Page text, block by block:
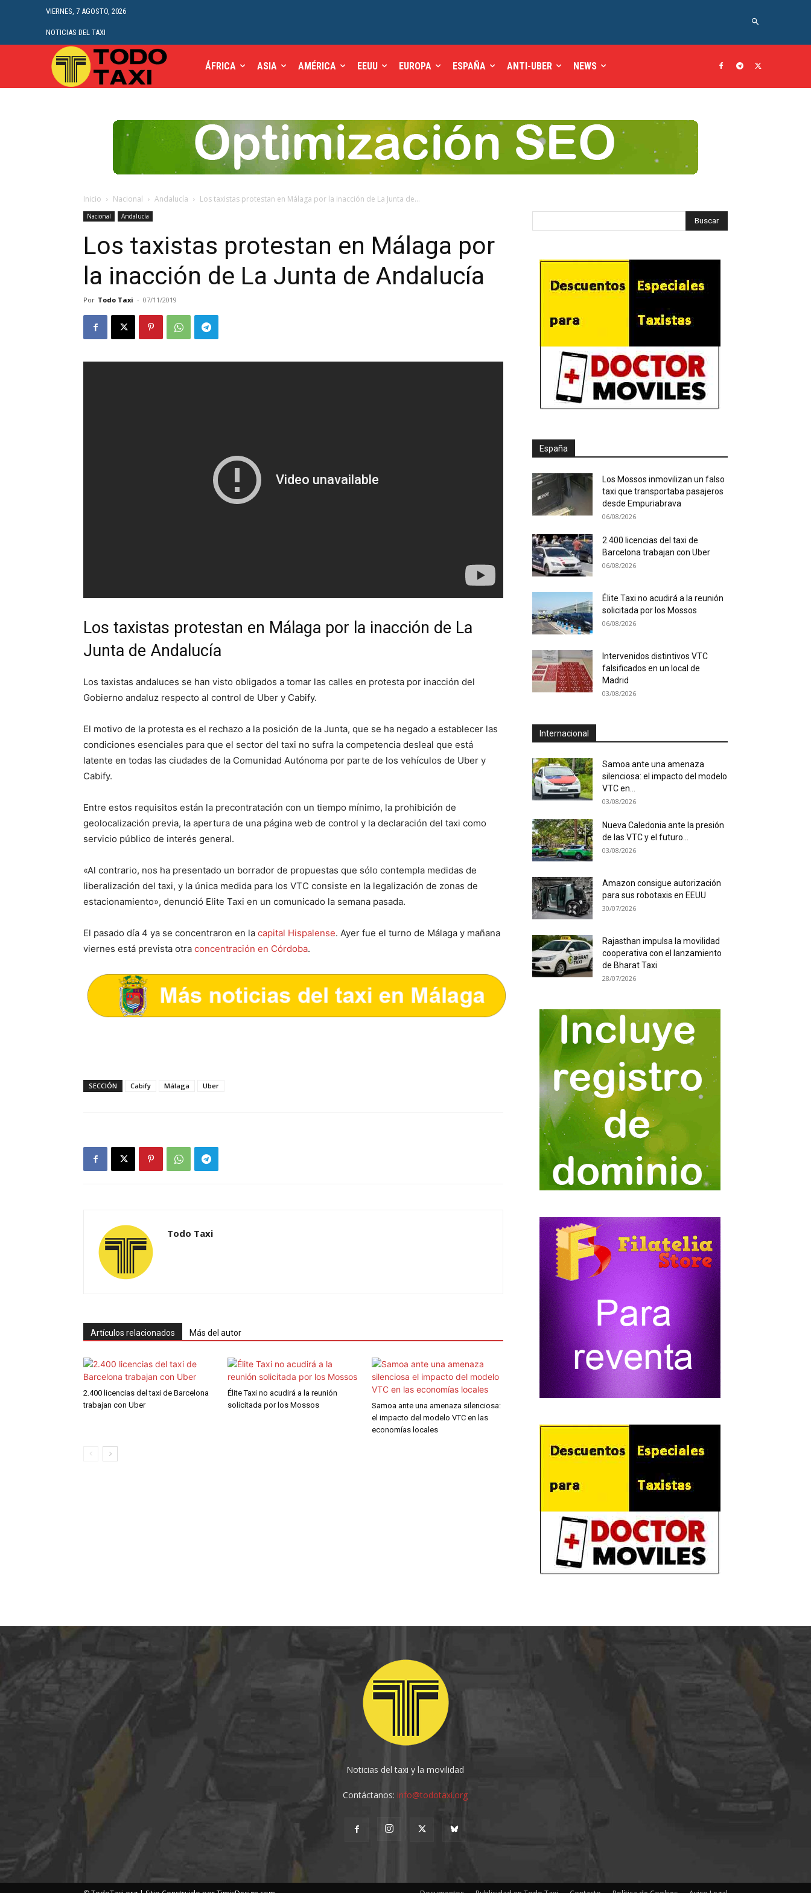
VIERNES, 7 AGOSTO, 2026
NOTICIAS DEL TAXI
ÁFRICA ASIA AMÉRICA EEUU EUROPA ESPAÑA ANTI-UBER NEWS
Inicio Nacional Andalucía Los taxistas protestan en Málaga por la inacción de La Junta de...
Nacional Andalucía
Los taxistas protestan en Málaga por
la inacción de La Junta de Andalucía
Por Todo Taxi - 07/11/2019
Los taxistas protestan en Málaga por la inacción de La
Junta de Andalucía
Los taxistas andaluces se han visto obligados a tomar las calles en protesta por inacción del
Gobierno andaluz respecto al control de Uber y Cabify.
El motivo de la protesta es el rechazo a la posición de la Junta, que se ha negado a establecer las
condiciones esenciales para que el sector del taxi no sufra la competencia desleal que está
latente en todas las ciudades de la Comunidad Autónoma por parte de los vehículos de Uber y
Cabify.
Entre estos requisitos están la precontratación con un tiempo mínimo, la prohibición de
geolocalización previa, la apertura de una página web de control y la declaración del taxi como
servicio público de interés general.
«Al contrario, nos ha presentado un borrador de propuestas que sólo contempla medidas de
liberalización del taxi, y la única medida para los VTC consiste en la legalización de zonas de
estacionamiento», denunció Elite Taxi en un comunicado la semana pasada.
El pasado día 4 ya se concentraron en la capital Hispalense. Ayer fue el turno de Málaga y mañana
viernes está prevista otra concentración en Córdoba.
SECCIÓN Cabify Málaga Uber
Todo Taxi
Artículos relacionados Más del autor
2.400 licencias del taxi de Barcelona
trabajan con Uber
Élite Taxi no acudirá a la reunión
solicitada por los Mossos
Samoa ante una amenaza silenciosa:
el impacto del modelo VTC en las
economías locales
España
Los Mossos inmovilizan un falso
taxi que transportaba pasajeros
desde Empuriabrava
06/08/2026
2.400 licencias del taxi de
Barcelona trabajan con Uber
06/08/2026
Élite Taxi no acudirá a la reunión
solicitada por los Mossos
06/08/2026
Intervenidos distintivos VTC
falsificados en un local de
Madrid
03/08/2026
Internacional
Samoa ante una amenaza
silenciosa: el impacto del modelo
VTC en...
03/08/2026
Nueva Caledonia ante la presión
de las VTC y el futuro...
03/08/2026
Amazon consigue autorización
para sus robotaxis en EEUU
30/07/2026
Rajasthan impulsa la movilidad
cooperativa con el lanzamiento
de Bharat Taxi
28/07/2026
Noticias del taxi y la movilidad
Contáctanos:info@todotaxi.org